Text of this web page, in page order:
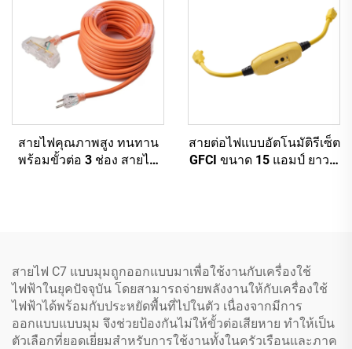
IEC-320-C13
สายไฟคุณภาพสูง ทนทาน
พร้อมขั้วต่อ 3 ช่อง สายไฟ
สายต่อไฟแบบอัตโนมัติรีเซ็ต
GFCI ขนาด 15 แอมป์ ยาว 2
สายไฟ C7 แบบมุมถูกออกแบบมาเพื่อใช้งานกับเครื่องใช้
ไฟฟ้าในยุคปัจจุบัน โดยสามารถจ่ายพลังงานให้กับเครื่องใช้
ไฟฟ้าได้พร้อมกับประหยัดพื้นที่ไปในตัว เนื่องจากมีการ
ออกแบบแบบมุม จึงช่วยป้องกันไม่ให้ขั้วต่อเสียหาย ทำให้เป็น
ตัวเลือกที่ยอดเยี่ยมสำหรับการใช้งานทั้งในครัวเรือนและภาค